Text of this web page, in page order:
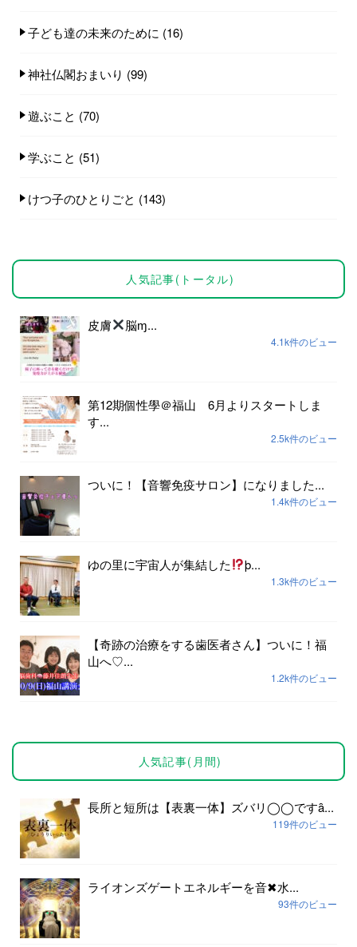
子ども達の未来のために (16)
神社仏閣おまいり (99)
遊ぶこと (70)
学ぶこと (51)
けつ子のひとりごと (143)
人気記事(トータル)
皮膚 脳ɱ...
4.1k件のビュー
第12期個性學＠福山 6月よりスタートしま
す...
2.5k件のビュー
ついに！【音響免疫サロン】になりました...
1.4k件のビュー
ゆの里に宇宙人が集結した þ...
1.3k件のビュー
【奇跡の治療をする歯医者さん】ついに！福
山へ♡...
1.2k件のビュー
人気記事(月間)
長所と短所は【表裏一体】ズバリ◯◯ですȃ...
119件のビュー
ライオンズゲートエネルギーを音✖︎水...
93件のビュー